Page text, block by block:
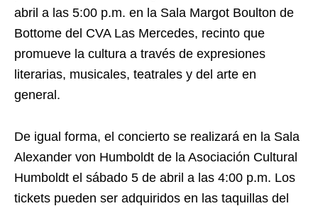
abril a las 5:00 p.m. en la Sala Margot Boulton de
Bottome del CVA Las Mercedes, recinto que
promueve la cultura a través de expresiones
literarias, musicales, teatrales y del arte en
general.
De igual forma, el concierto se realizará en la Sala
Alexander von Humboldt de la Asociación Cultural
Humboldt el sábado 5 de abril a las 4:00 p.m. Los
tickets pueden ser adquiridos en las taquillas del